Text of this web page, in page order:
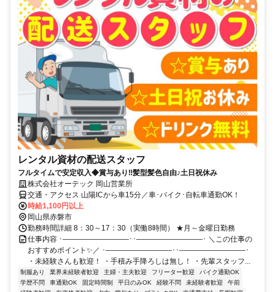
レンタル資材の配送スタッフ
フルタイムで安定収入◆賞与あり‼髪型髪色自由♪土日祝休み
株式会社オーテック 岡山営業所
交通・アクセス 山陽ICから車15分／車･バイク･自転車通勤OK！
時給1,100円以上
岡山県赤磐市
勤務時間詳細 8：30～17：30（実働8時間） ★月～金曜日勤務
仕事内容 ･―――――――――･･―――――――――･ ＼この仕事の
おすすめポイント✨／ ･―――――――――･･―――――――――･
・未経験さんも歓迎！ ・手積み手降ろしは無し！ ・先輩スタッフ...
制服あり 業界未経験者歓迎 主婦・主夫歓迎 フリーター歓迎
バイク通勤OK
学歴不問
車通勤OK 固定時間制 平日のみOK 経験不問 未経験者歓迎
午前